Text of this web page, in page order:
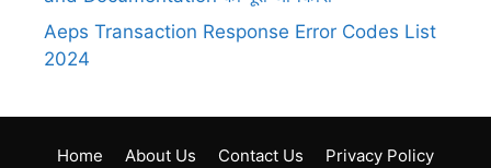
Aeps Transaction Response Error Codes List
2024
Home About Us Contact Us Privacy Policy